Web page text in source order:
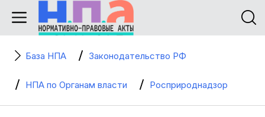
База НПА Законодательство РФ
НПА по Органам власти Росприроднадзор